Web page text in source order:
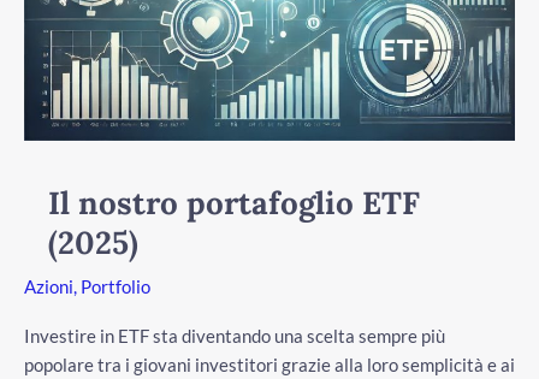
Il nostro portafoglio ETF
(2025)
Azioni, Portfolio
Investire in ETF sta diventando una scelta sempre più
popolare tra i giovani investitori grazie alla loro semplicità e ai